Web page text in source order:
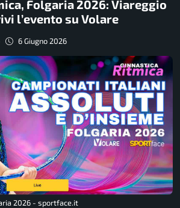
Folgaria 2026: Viareggio
l’evento su Volare
6 Giugno 2026
2026 - sportface.it